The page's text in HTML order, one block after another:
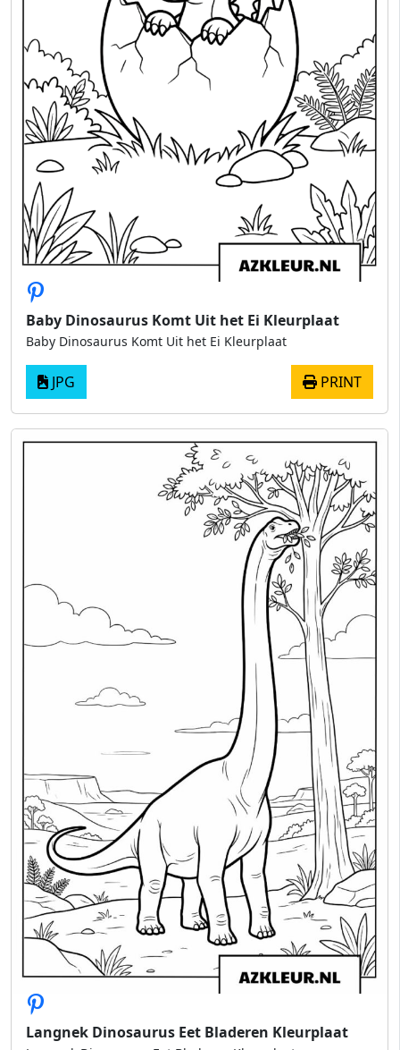
Baby Dinosaurus Komt Uit het Ei Kleurplaat
Baby Dinosaurus Komt Uit het Ei Kleurplaat
JPG PRINT
Langnek Dinosaurus Eet Bladeren Kleurplaat